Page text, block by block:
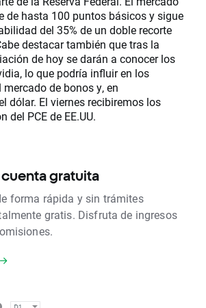
de hasta 100 puntos básicos y sigue
del 35% de un doble recorte
destacar también que tras la
de hoy se darán a conocer los
lo que podría influir en los
de bonos y, en
dólar. El viernes recibiremos los
del PCE de EE.UU.
gratuita
forma rápida y sin trámites
gratis. Disfruta de ingresos